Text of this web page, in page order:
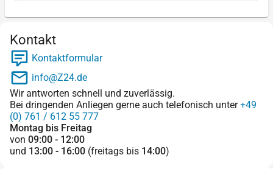
Kontakt
Kontaktformular
info@Z24.de
Wir antworten schnell und zuverlässig.
Bei dringenden Anliegen gerne auch telefonisch unter+49
(0) 761 / 612 55 777
Montag bis Freitag
von 09:00 - 12:00
und 13:00 - 16:00 (freitags bis 14:00)